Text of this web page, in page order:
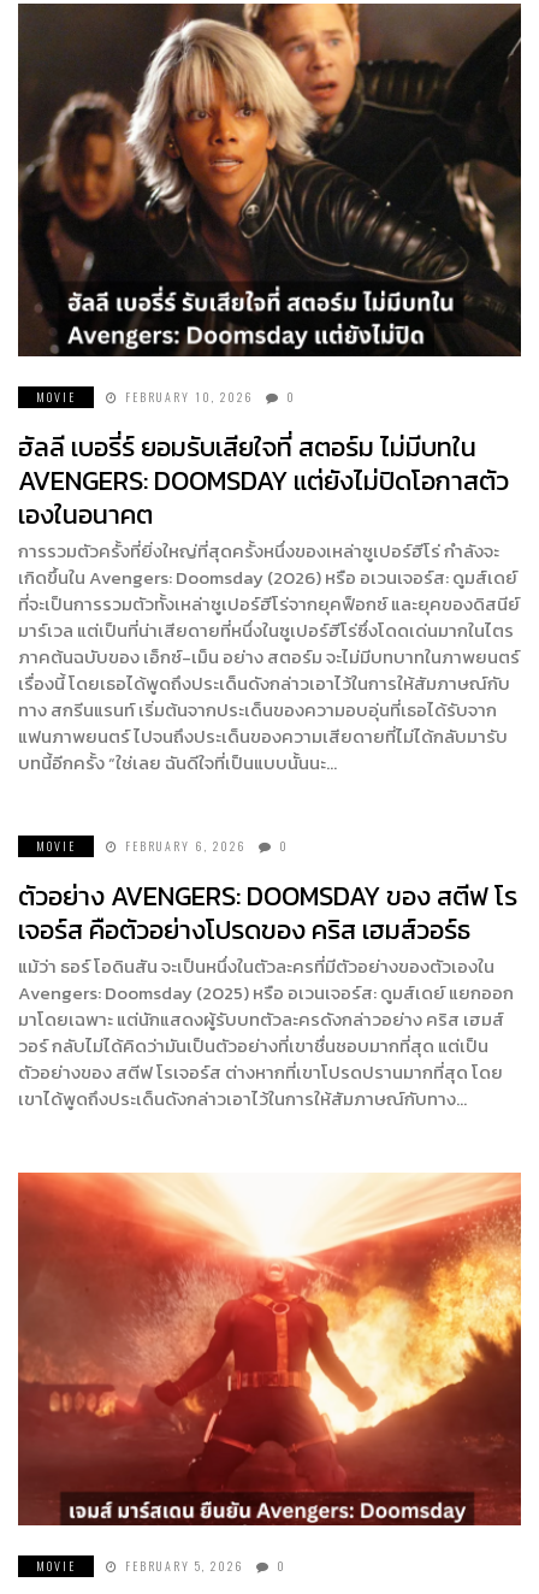
MOVIE FEBRUARY 10, 2026 0
ฮัลลี เบอรี่ร์ ยอมรับเสียใจที่ สตอร์ม ไม่มีบทใน
AVENGERS: DOOMSDAY แต่ยังไม่ปิดโอกาสตัว
เองในอนาคต
การรวมตัวครั้งที่ยิ่งใหญ่ที่สุดครั้งหนึ่งของเหล่าซูเปอร์ฮีโร่ กำลังจะ
เกิดขึ้นใน Avengers: Doomsday (2026) หรือ อเวนเจอร์ส: ดูมส์เดย์
ที่จะเป็นการรวมตัวทั้งเหล่าซูเปอร์ฮีโร่จากยุคฟ็อกซ์ และยุคของดิสนีย์
มาร์เวล แต่เป็นที่น่าเสียดายที่หนึ่งในซูเปอร์ฮีโร่ซึ่งโดดเด่นมากในไตร
ภาคต้นฉบับของ เอ็กซ์-เม็น อย่าง สตอร์ม จะไม่มีบทบาทในภาพยนตร์
เรื่องนี้ โดยเธอได้พูดถึงประเด็นดังกล่าวเอาไว้ในการให้สัมภาษณ์กับ
ทาง สกรีนแรนท์ เริ่มต้นจากประเด็นของความอบอุ่นที่เธอได้รับจาก
แฟนภาพยนตร์ ไปจนถึงประเด็นของความเสียดายที่ไม่ได้กลับมารับ
บทนี้อีกครั้ง “ใช่เลย ฉันดีใจที่เป็นแบบนั้นนะ…
MOVIE FEBRUARY 6, 2026 0
ตัวอย่าง AVENGERS: DOOMSDAY ของ สตีฟ โร
เจอร์ส คือตัวอย่างโปรดของ คริส เฮมส์วอร์ธ
แม้ว่า ธอร์ โอดินสัน จะเป็นหนึ่งในตัวละครที่มีตัวอย่างของตัวเองใน
Avengers: Doomsday (2025) หรือ อเวนเจอร์ส: ดูมส์เดย์ แยกออก
มาโดยเฉพาะ แต่นักแสดงผู้รับบทตัวละครดังกล่าวอย่าง คริส เฮมส์
วอร์ กลับไม่ได้คิดว่ามันเป็นตัวอย่างที่เขาชื่นชอบมากที่สุด แต่เป็น
ตัวอย่างของ สตีฟ โรเจอร์ส ต่างหากที่เขาโปรดปรานมากที่สุด โดย
เขาได้พูดถึงประเด็นดังกล่าวเอาไว้ในการให้สัมภาษณ์กับทาง…
MOVIE FEBRUARY 5, 2026 0